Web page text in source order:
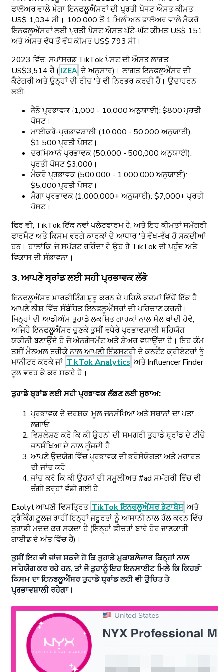
ਫਾਲੋਅਰ ਵਾਲੇ ਮੇਗਾ ਇਨਫਲੂਐਂਸਰਾਂ ਦੀ ਪ੍ਰਤੀ ਪੋਸਟ ਔਸਤ ਕੀਮਤ
US$ 1,034 ਸੀ। 100,000 ਤੋਂ 1 ਮਿਲੀਅਨ ਫਾਲੋਅਰ ਵਾਲੇ ਮੈਕਰੋ
ਇਨਫਲੂਐਂਸਰਾਂ ਲਈ ਪ੍ਰਤੀ ਪੋਸਟ ਔਸਤ ਘੱਟੋ-ਘੱਟ ਕੀਮਤ US$ 151
ਅਤੇ ਔਸਤ ਵੱਧ ਤੋਂ ਵੱਧ ਕੀਮਤ US$ 793 ਸੀ।
2023 ਵਿੱਚ, ਸਪਾਂਸਰਡ TikTok ਪੋਸਟ ਦੀ ਔਸਤ ਲਾਗਤ
US$3,514 ਹੈ (IZEA ਦੇ ਅਨੁਸਾਰ)। ਲਾਗਤ ਇਨਫਲੂਐਂਸਰ ਦੀ
ਕੈਟੇਗਰੀ ਅਤੇ ਉਨ੍ਹਾਂ ਦੀ ਰੀਚ 'ਤੇ ਵੀ ਨਿਰਭਰ ਕਰਦੀ ਹੈ। ਉਦਾਹਰਨ
ਲਈ:
ਨੈਨੋ ਪ੍ਰਭਾਵਕ (1,000 - 10,000 ਅਨੁਯਾਈ): $800 ਪ੍ਰਤੀ
ਪੋਸਟ।
ਮਾਈਕਰੋ-ਪ੍ਰਭਾਵਸ਼ਾਲੀ (10,000 - 50,000 ਅਨੁਯਾਈ):
$1,500 ਪ੍ਰਤੀ ਪੋਸਟ।
ਦਰਮਿਆਨੇ ਪ੍ਰਭਾਵਕ (50,000 - 500,000 ਅਨੁਯਾਈ):
ਪ੍ਰਤੀ ਪੋਸਟ $3,000।
ਮੈਕਰੋ ਪ੍ਰਭਾਵਕ (500,000 - 1,000,000 ਅਨੁਯਾਈ):
$5,000 ਪ੍ਰਤੀ ਪੋਸਟ।
ਮੈਗਾ ਪ੍ਰਭਾਵਕ (1,000,000+ ਅਨੁਯਾਈ): $7,000+ ਪ੍ਰਤੀ
ਪੋਸਟ।
ਫਿਰ ਵੀ, TikTok ਇੱਕ ਨਵਾਂ ਪਲੇਟਫਾਰਮ ਹੈ, ਅਤੇ ਇਹ ਕੀਮਤਾਂ ਸਮੱਗਰੀ
ਫਾਰਮੈਟ ਅਤੇ ਕਿਸਮ ਵਰਗੇ ਕਾਰਕਾਂ ਦੇ ਆਧਾਰ 'ਤੇ ਵੱਖ-ਵੱਖ ਹੋ ਸਕਦੀਆਂ
ਹਨ। ਹਾਲਾਂਕਿ, ਜੋ ਸਪੱਸ਼ਟ ਰਹਿੰਦਾ ਹੈ ਉਹ ਹੈ TikTok ਦੀ ਪਹੁੰਚ ਅਤੇ
ਵਿਕਾਸ ਦੀ ਸੰਭਾਵਨਾ।
3. ਆਪਣੇ ਬ੍ਰਾਂਡ ਲਈ ਸਹੀ ਪ੍ਰਭਾਵਕ ਲੱਭੋ
ਇਨਫਲੂਐਂਸਰ ਮਾਰਕੀਟਿੰਗ ਸ਼ੁਰੂ ਕਰਨ ਦੇ ਪਹਿਲੇ ਕਦਮਾਂ ਵਿੱਚੋਂ ਇੱਕ ਹੈ
ਆਪਣੇ ਨੀਸ਼ ਵਿੱਚ ਸੰਬੰਧਿਤ ਇਨਫਲੂਐਂਸਰਾਂ ਦੀ ਪਹਿਚਾਣ ਕਰਨੀ।
ਜਿਨ੍ਹਾਂ ਦੀ ਆਡੀਅੰਸ ਤੁਹਾਡੇ ਲਕਸ਼ਿਤ ਗਾਹਕਾਂ ਨਾਲ ਮੇਲ ਖਾਂਦੀ ਹੋਵੇ,
ਅਜਿਹੇ ਇਨਫਲੂਐਂਸਰ ਚੁਣਕੇ ਤੁਸੀਂ ਵਧੇਰੇ ਪ੍ਰਭਾਵਸ਼ਾਲੀ ਸਹਿਯੋਗ
ਯਕੀਨੀ ਬਣਾਉਂਦੇ ਹੋ ਜੋ ਐਨਗੇਜਮੈਂਟ ਅਤੇ ਸ਼ੇਅਰ ਵਧਾਉਂਦਾ ਹੈ। ਇਹ ਕੰਮ
ਤੁਸੀਂ ਮੈਨੁਅਲ ਤਰੀਕੇ ਨਾਲ ਆਪਣੀ ਇੰਡਸਟਰੀ ਦੇ ਕਨਟੈਂਟ ਕ੍ਰੀਏਟਰਾਂ ਨੂੰ
ਮਾਨੀਟਰ ਕਰਕੇ ਜਾਂ TikTok Analytics ਅਤੇ Influencer Finder
ਟੂਲ ਵਰਤ ਕੇ ਕਰ ਸਕਦੇ ਹੋ।
ਤੁਹਾਡੇ ਬ੍ਰਾਂਡ ਲਈ ਸਹੀ ਪ੍ਰਭਾਵਕ ਲੱਭਣ ਲਈ ਸੁਝਾਅ:
ਪ੍ਰਭਾਵਕ ਦੇ ਦਰਸ਼ਕ, ਮੂਲ ਜਨਸੰਖਿਆ ਅਤੇ ਸਥਾਨਾਂ ਦਾ ਪਤਾ
ਲਗਾਓ
ਵਿਸ਼ਲੇਸ਼ਣ ਕਰੋ ਕਿ ਕੀ ਉਹਨਾਂ ਦੀ ਸਮਗਰੀ ਤੁਹਾਡੇ ਬ੍ਰਾਂਡ ਦੇ ਟੀਚੇ
ਜਨਸੰਖਿਆ ਦੇ ਨਾਲ ਗੂੰਜਦੀ ਹੈ
ਆਪਣੇ ਉਦਯੋਗ ਵਿੱਚ ਪ੍ਰਭਾਵਕ ਦੀ ਭਰੋਸੇਯੋਗਤਾ ਅਤੇ ਮਹਾਰਤ
ਦੀ ਜਾਂਚ ਕਰੋ
ਜਾਂਚ ਕਰੋ ਕਿ ਕੀ ਉਹਨਾਂ ਦੀ ਸ਼ਮੂਲੀਅਤ #ad ਸਮੱਗਰੀ ਵਿੱਚ ਵੀ
ਚੰਗੀ ਤਰ੍ਹਾਂ ਵੰਡੀ ਗਈ ਹੈ
Exolyt ਆਪਣੀ ਵਿਸਤ੍ਰਿਤ TikTok ਇਨਫਲੂਐਂਸਰ ਡੇਟਾਬੇਸ ਅਤੇ
ਟ੍ਰੈਕਿੰਗ ਟੂਲਜ਼ ਰਾਹੀਂ ਇਨ੍ਹਾਂ ਜਰੂਰਤਾਂ ਨੂੰ ਆਸਾਨੀ ਨਾਲ ਹੱਲ ਕਰਨ ਵਿੱਚ
ਤੁਹਾਡੀ ਮਦਦ ਕਰ ਸਕਦਾ ਹੈ (ਇਨ੍ਹਾਂ ਫੀਚਰਾਂ ਬਾਰੇ ਹੋਰ ਜਾਣਕਾਰੀ
ਗਾਈਡ ਦੇ ਅੰਤ ਵਿੱਚ ਹੈ)।
ਤੁਸੀਂ ਇਹ ਵੀ ਜਾਂਚ ਸਕਦੇ ਹੋ ਕਿ ਤੁਹਾਡੇ ਮੁਕਾਬਲੇਦਾਰ ਕਿਨ੍ਹਾਂ ਨਾਲ
ਸਹਿਯੋਗ ਕਰ ਰਹੇ ਹਨ, ਤਾਂ ਜੋ ਤੁਹਾਨੂੰ ਇਹ ਇਨਸਾਈਟ ਮਿਲੇ ਕਿ ਕਿਹੜੀ
ਕਿਸਮ ਦਾ ਇਨਫਲੂਐਂਸਰ ਤੁਹਾਡੇ ਬ੍ਰਾਂਡ ਲਈ ਵੀ ਉਚਿਤ ਤੇ
ਪ੍ਰਭਾਵਸ਼ਾਲੀ ਰਹੇਗਾ।